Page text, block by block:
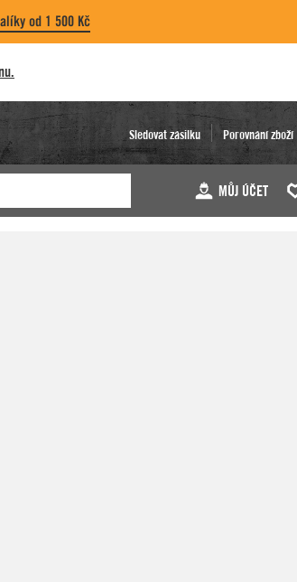
od 1 500 Kč
Sledovat zásilku Porovnání zboží
MŮJ ÚČET